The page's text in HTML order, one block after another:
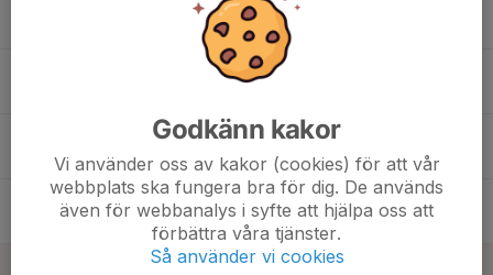
Godkänn kakor
Vi använder oss av kakor (cookies) för att vår
webbplats ska fungera bra för dig. De används
även för webbanalys i syfte att hjälpa oss att
förbättra våra tjänster.
Så använder vi cookies